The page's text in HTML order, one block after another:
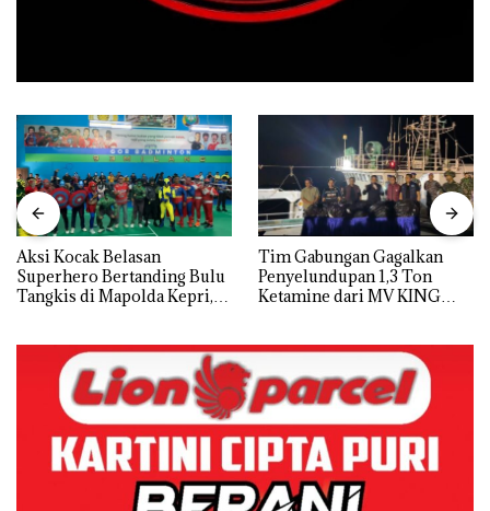
Aksi Kocak Belasan
Superhero Bertanding Bulu
Tangkis di Mapolda Kepri,
Tim Gabungan Gagalkan
Penyelundupan 1,3 Ton
Ketamine dari MV KING